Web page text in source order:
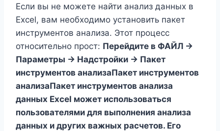
Если вы не можете найти анализ данных в
Excel, вам необходимо установить пакет
инструментов анализа. Этот процесс
относительно прост: Перейдите в ФАЙЛ ->
Параметры -> Надстройки -> Пакет
инструментов анализаПакет инструментов
анализаПакет инструментов анализа
данных Excel может использоваться
пользователями для выполнения анализа
данных и других важных расчетов. Его